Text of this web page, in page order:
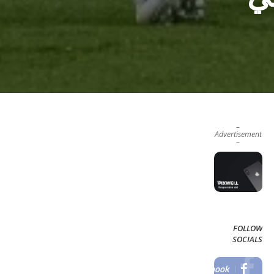
–
Advertisement
–
FOLLOW
SOCIALS
Facebook